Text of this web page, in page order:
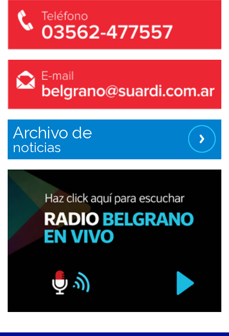
Archivo de
noticias